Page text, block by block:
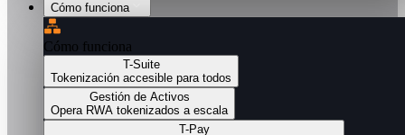
Cómo funciona
Cómo funciona
T-Suite
Tokenización accesible para todos
Gestión de Activos
Opera RWA tokenizados a escala
T-Pay